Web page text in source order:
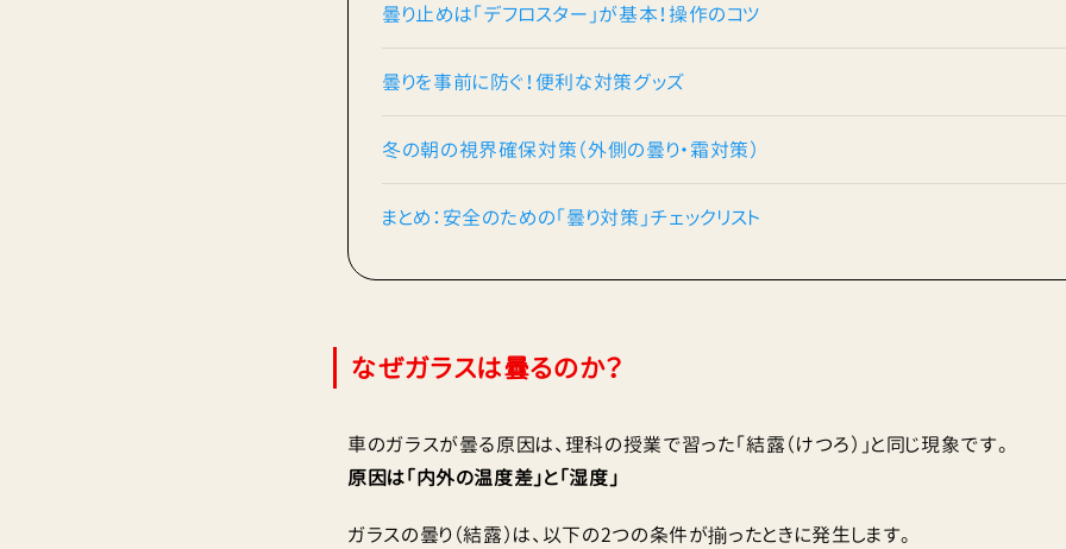
曇り止めは「デフロスター」が基本！操作のコツ
曇りを事前に防ぐ！便利な対策グッズ
冬の朝の視界確保対策（外側の曇り・霜対策）
まとめ：安全のための「曇り対策」チェックリスト
なぜガラスは曇るのか？
車のガラスが曇る原因は、理科の授業で習った「結露（けつろ）」と同じ現象です。
原因は「内外の温度差」と「湿度」
ガラスの曇り（結露）は、以下の2つの条件が揃ったときに発生します。